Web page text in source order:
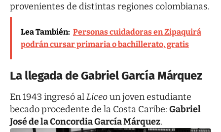
provenientes de distintas regiones colombianas.
Lea También: Personas cuidadoras en Zipaquirá
podrán cursar primaria o bachillerato, gratis
La llegada de Gabriel García Márquez
En 1943 ingresó alLiceoun joven estudiante
becado procedente de la Costa Caribe: Gabriel
José de la Concordia García Márquez.